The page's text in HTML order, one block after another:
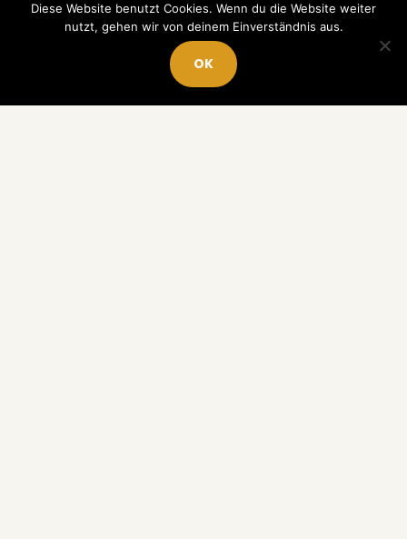
Mein Ziel ist es, dir Abkürzungen zu
zeigen, damit du nicht die gleichen
Fehler machen musst, die viele Jahre
Zeit und Geld kosten können.
Diese Website benutzt Cookies. Wenn du die Website weiter
nutzt, gehen wir von deinem Einverständnis aus.
OK